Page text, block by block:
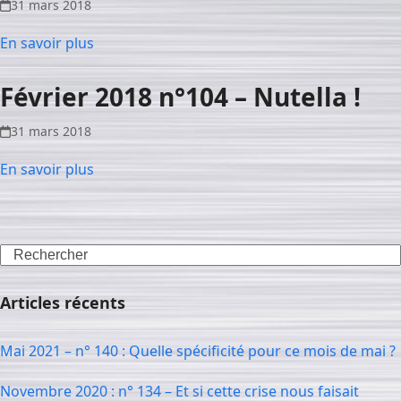
31 mars 2018
En savoir plus
Février 2018 n°104 – Nutella !
31 mars 2018
En savoir plus
Search
Articles récents
Mai 2021 – n° 140 : Quelle spécificité pour ce mois de mai ?
Novembre 2020 : n° 134 – Et si cette crise nous faisait